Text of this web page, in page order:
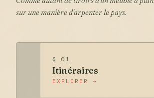
sur une manière d'arpenter le pays.
§ 01
Itinéraires
EXPLORER →